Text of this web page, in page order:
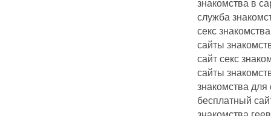
знакомства в
служба
секс
сайты
сайт секс
сайты
знакомства
бесплатный